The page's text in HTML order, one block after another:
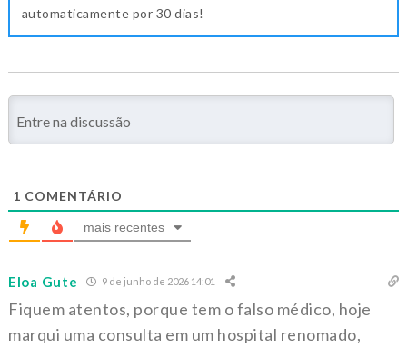
automaticamente por 30 dias!
1 COMENTÁRIO
mais recentes
Eloa Gute 9 de junho de 2026 14:01
Fiquem atentos, porque tem o falso médico, hoje
marqui uma consulta em um hospital renomado,